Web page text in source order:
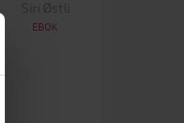
Siri Østli
EBOK